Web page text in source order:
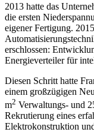
2013 hatte das
die ersten
eigener Fertigung.
erschlossen:
Energieverteiler für
Diesen Schritt hatte
einem großzügigen
m2 Verwaltungs- und
Rekrutierung eines
Elektrokonstruktion